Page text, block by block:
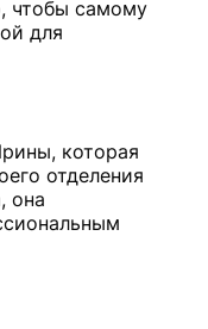
чтобы самому
для
которая
отделения
она